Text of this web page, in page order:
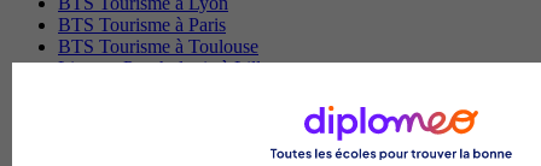
BTS Tourisme à Paris
BTS Tourisme à Toulouse
Licence Psychologie à Lille
BTS Communication à Bordeaux
BTS Communication à Lyon